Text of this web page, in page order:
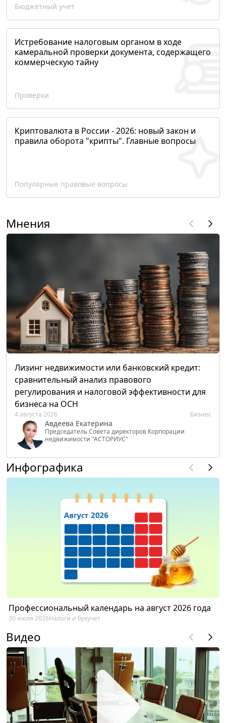
Бюджетный учет
Истребование налоговым органом в ходе
камеральной проверки документа, содержащего
коммерческую тайну
Проверки
Криптовалюта в России - 2026: новый закон и
правила оборота "крипты". Главные вопросы
Популярные правовые вопросы
Мнения
Лизинг недвижимости или банковский кредит:
сравнительный анализ правового
регулирования и налоговой эффективности для
бизнеса на ОСН
4 августа 2026 Бизнес
Авдеева Екатерина
Председатель Совета директоров Корпорации
недвижимости "АСТОРИУС"
Инфографика
Профессиональный календарь на август 2026 года
30 июля 2026Налоги и бухучет
Видео